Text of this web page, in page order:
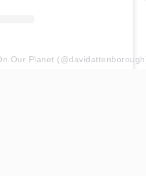
Our Planet